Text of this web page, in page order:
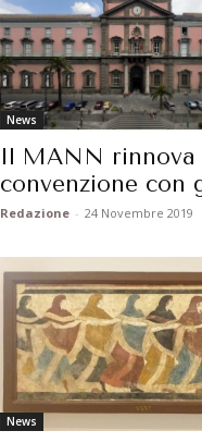
News
Il MANN rinnova
convenzione con
Redazione - 24 Novembre 2019
News